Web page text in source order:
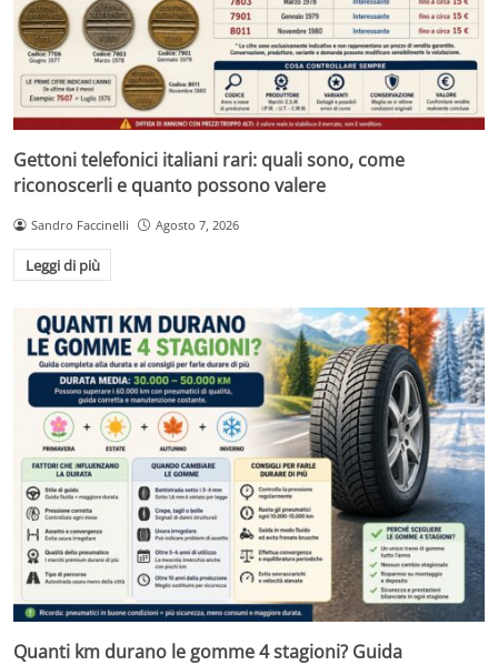
Gettoni telefonici italiani rari: quali sono, come
riconoscerli e quanto possono valere
Sandro Faccinelli Agosto 7, 2026
Leggi di più
Quanti km durano le gomme 4 stagioni? Guida